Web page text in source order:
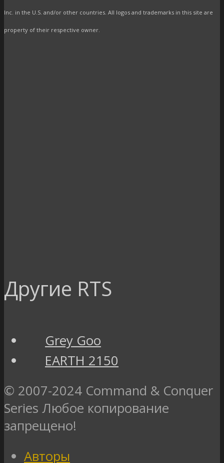
Inc. in the U.S. and/or other countries. All logos and trademarks in this site are
property of their respective owner.
Другие RTS
Grey Goo
EARTH 2150
© 2007-2024 Command & Conquer
Series Любое копирование
запрещено!
Авторы